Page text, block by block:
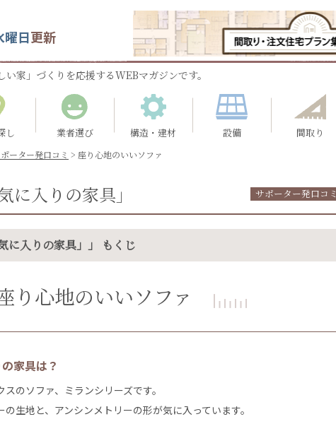
曜日更新
家」づくりを応援するWEBマガジンです。
し 業者選び 構造・建材 設備 間取り
ーター発口コミ > 座り心地のいいソファ
に入りの家具」 サポーター発口コミ
に入りの家具」」 もくじ
り心地のいいソファ
家具は？
スのソファ、ミランシリーズです。
の生地と、アンシンメトリーの形が気に入っています。